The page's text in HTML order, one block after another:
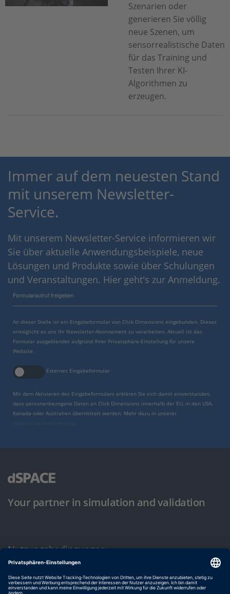
Szenarien oder
generieren Sie völlig
neue Szenen, um
sensorrealistische Daten
für das Training und
Testen Ihrer KI-
Algorithmen zu
erzeugen.
Immer auf dem neuesten Stand
mit unserem Newsletter-
Service.
Mit unserem Newsletter-Service informieren wir
Sie über aktuelle Anwendungsbeispiele, neue
Lösungen und Produkte sowie über Schulungen
und Veranstaltungen. Hier geht's zur Anmeldung.
Formularaufruf freigeben
An dieser Stelle ist ein Eingabeformular von Click Dimensions eingebunden. Dieses
ermöglicht es uns Ihr Newsletter-Abonnement zu verarbeiten. Aktuell ist das
Formular ausgeblendet aufgrund Ihrer Privatsphäre-Einstellung für unsere
Website.
Externes Eingabeformular
Mit dem Aktivieren des Eingabeformulars erklären Sie sich damit einverstanden,
dass personenbezogene Daten an Click Dimensions innerhalb der EU, in den USA,
Kanada oder Australien übermittelt werden. Mehr dazu in unserer
.
Your partner in simulation and validation
Nutzungsbedingungen